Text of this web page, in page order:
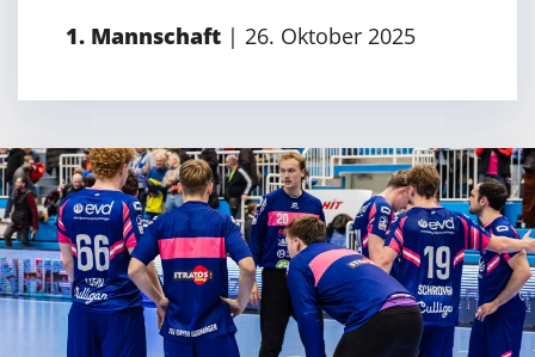
1. Mannschaft | 26. Oktober 2025